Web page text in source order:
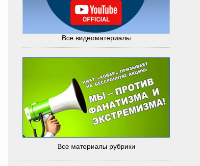
Все видеоматериалы
Все материалы рубрики